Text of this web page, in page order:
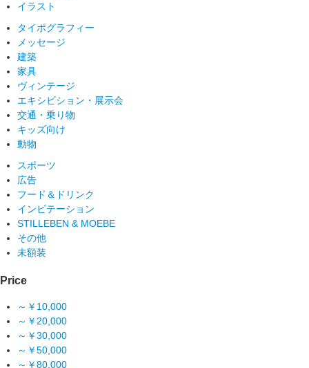
イラスト
タイポグラフィー
メッセージ
建築
家具
ヴィンテージ
エキシビション・展示会
交通・乗り物
キッズ向け
動物
スポーツ
広告
フード＆ドリンク
インビテーション
STILLEBEN & MOEBE
その他
未額装
Price
～￥10,000
～￥20,000
～￥30,000
～￥50,000
～￥80,000